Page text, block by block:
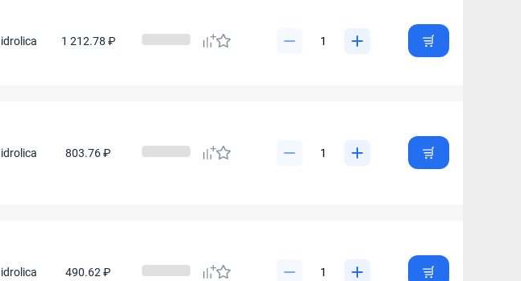
1 212.78 ₽
803.76 ₽
490.62 ₽